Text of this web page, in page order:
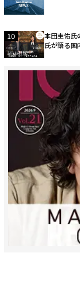
10
本田圭佑氏
氏が語る国